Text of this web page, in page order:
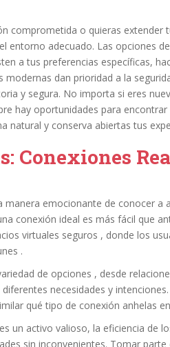
comprometida o quieras extender
entorno adecuado. Las opciones
a tus preferencias específicas,
dan prioridad a la
y segura. No importa si eres
hay oportunidades para
natural y conserva abiertas tus
Conexiones
emocionante de conocer a
conexión ideal es más fácil que
virtuales seguros , donde los
.
de opciones , desde
necesidades y
qué tipo de conexión anhelas
un activo valioso, la eficiencia de
sin inconvenientes. Tomar